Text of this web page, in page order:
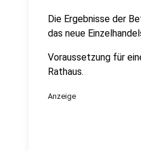
Die Ergebnisse der
das neue
Voraussetzung für
Rathaus.
Anzeige